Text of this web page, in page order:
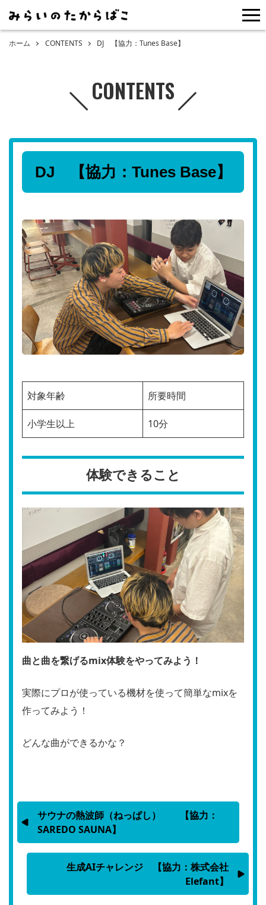
ホーム CONTENTS DJ 【協力：Tunes Base】
CONTENTS
DJ 【協力：Tunes Base】
対象年齢 所要時間
小学生以上 10分
体験できること
曲と曲を繋げるmix体験をやってみよう！
実際にプロが使っている機材を使って簡単なmixを
作ってみよう！
どんな曲ができるかな？
サウナの熱波師（ねっぱし） 【協力：
SAREDO SAUNA】
生成AIチャレンジ 【協力：株式会社
Elefant】